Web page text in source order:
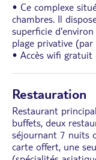
• Ce complexe
chambres. Il
superficie
plage privative
• Accès wifi gratuit
Restauration
Restaurant
buffets, deux
séjournant 7 nuits
carte offert, une